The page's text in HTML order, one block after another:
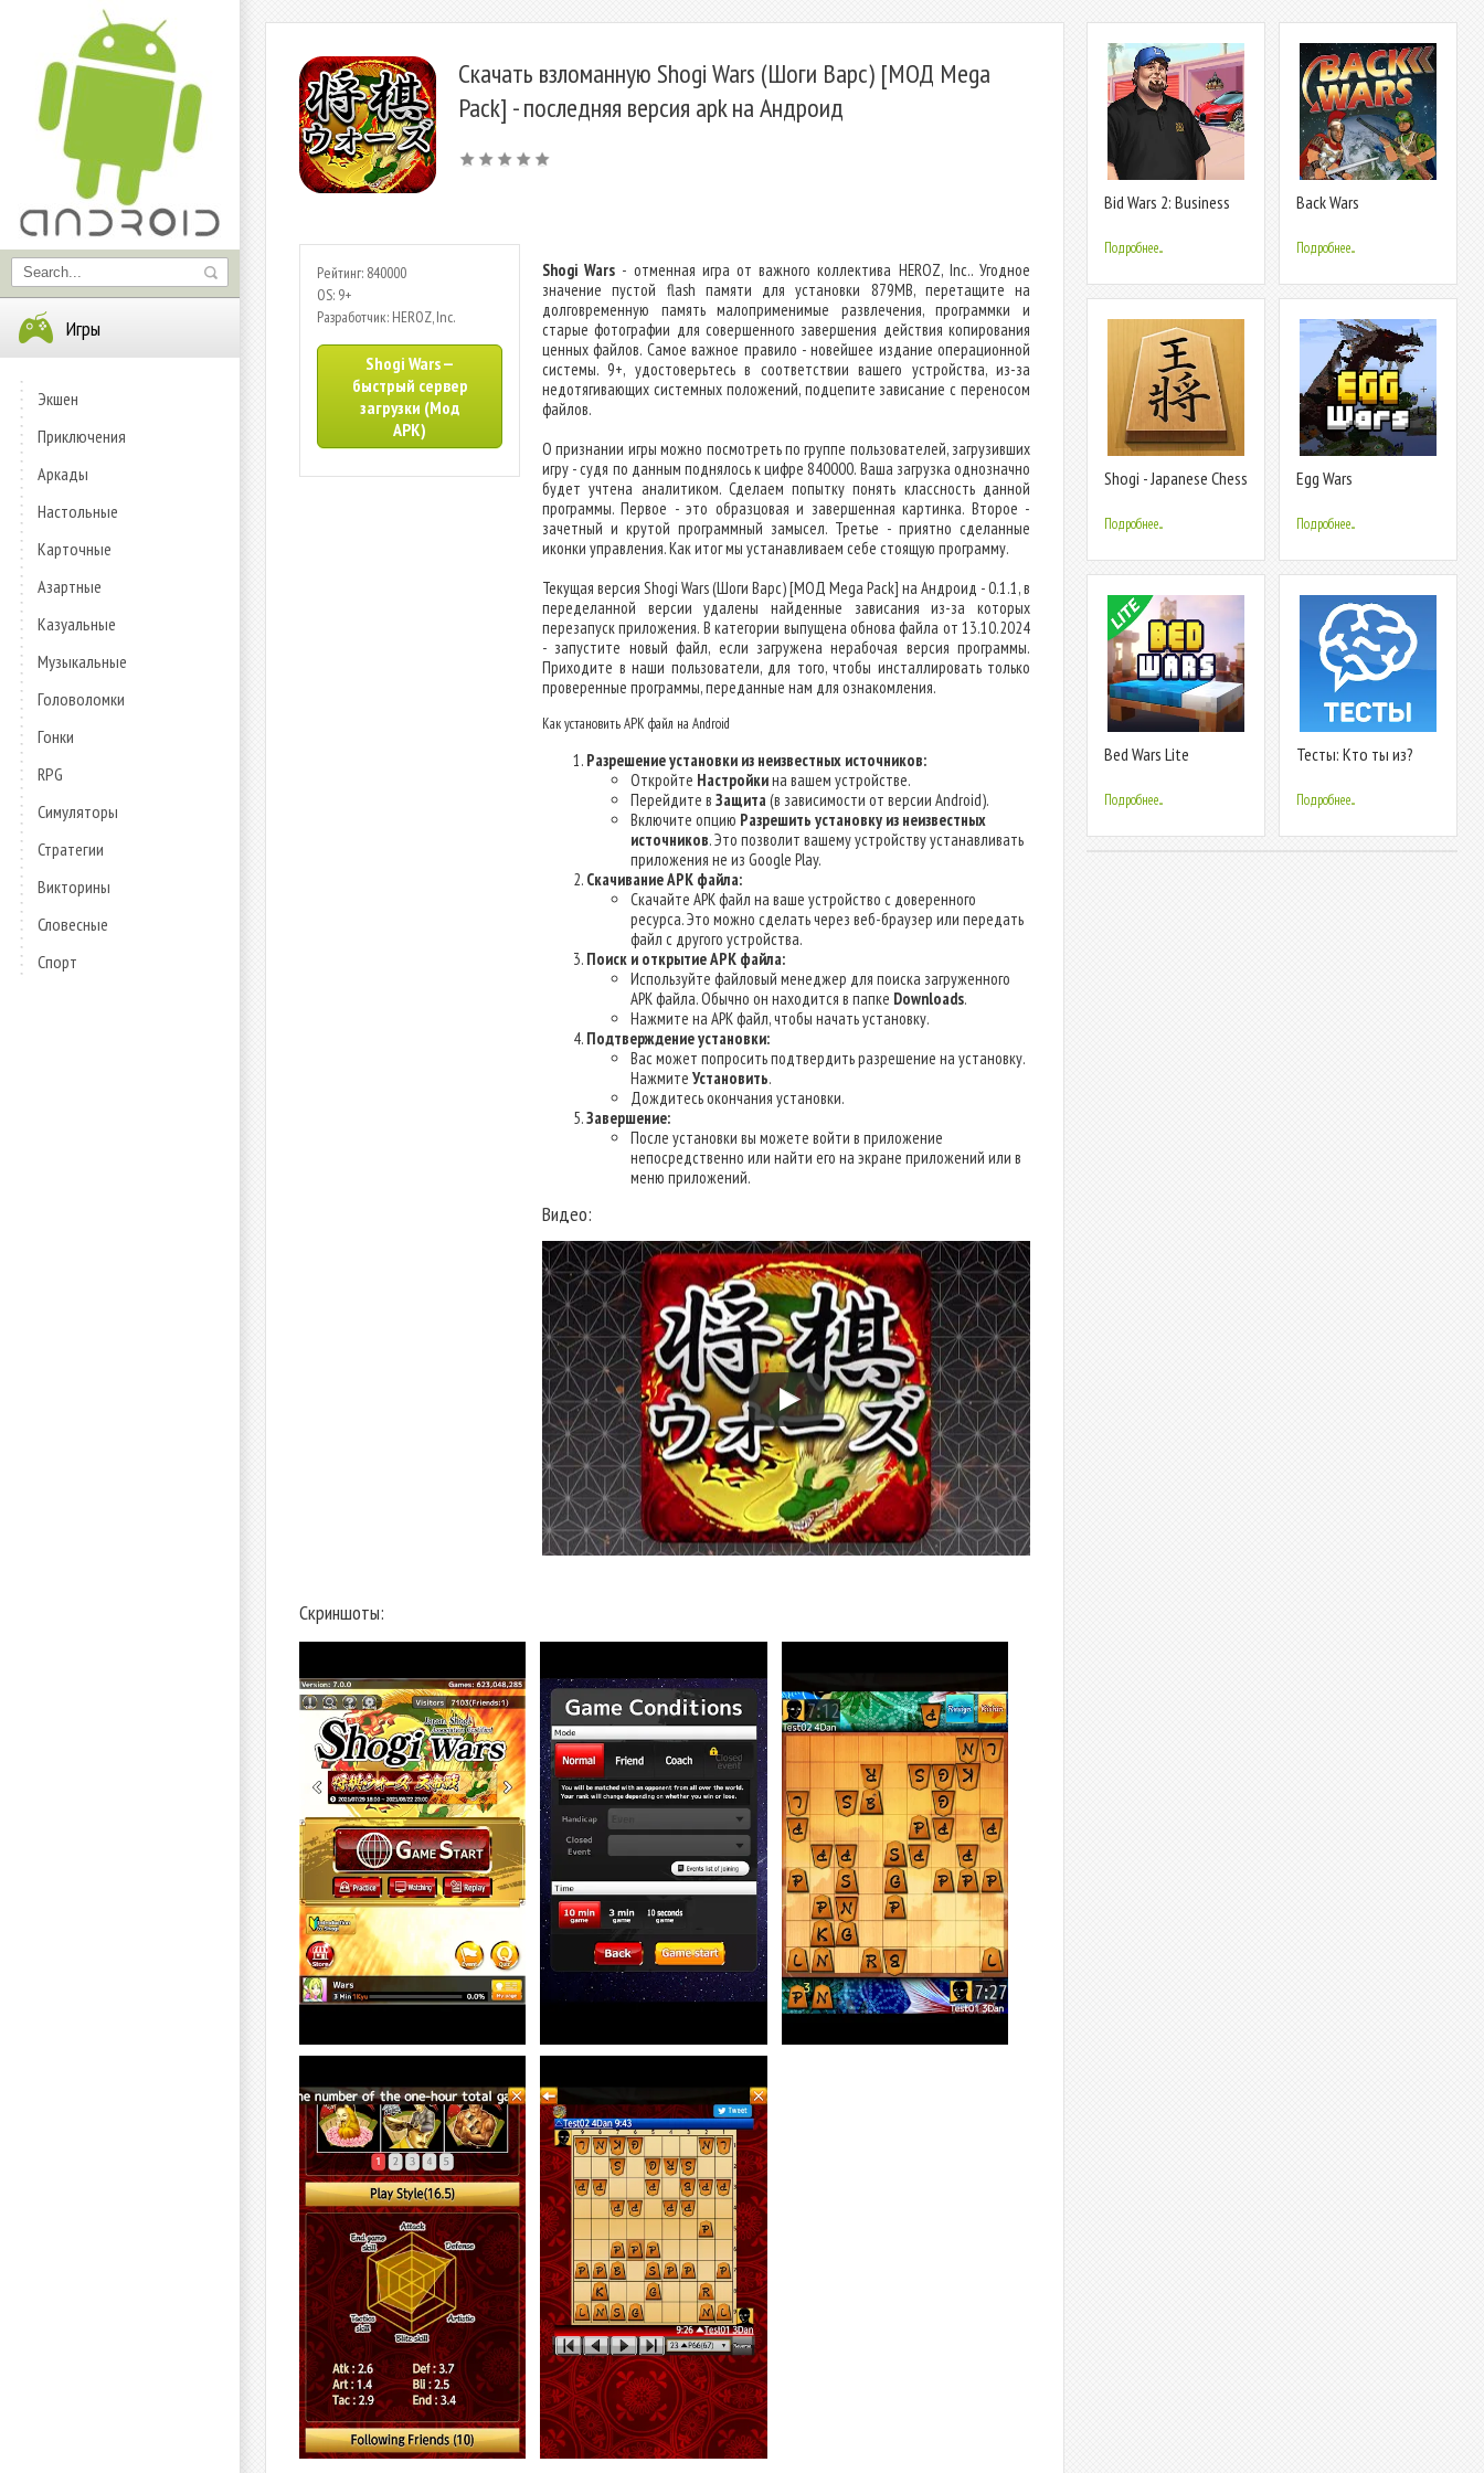
Игры
Экшен
Приключения
Аркады
Настольные
Карточные
Азартные
Казуальные
Музыкальные
Головоломки
Гонки
RPG
Симуляторы
Стратегии
Викторины
Словесные
Спорт
Скачать взломанную Shogi Wars (Шоги Варс) [МОД Mega
Pack] - последняя версия apk на Андроид
Рейтинг: 840000
OS: 9+
Разработчик: HEROZ, Inc.
Shogi Wars —
быстрый сервер
загрузки (Мод
APK)
Shogi Wars - отменная игра от важного коллектива HEROZ, Inc.. Угодное
значение пустой flash памяти для установки 879MB, перетащите на
долговременную память малоприменимые развлечения, программки и
старые фотографии для совершенного завершения действия копирования
ценных файлов. Самое важное правило - новейшее издание операционной
системы. 9+, удостоверьтесь в соответствии вашего устройства, из-за
недотягивающих системных положений, подцепите зависание с переносом
файлов.
О признании игры можно посмотреть по группе пользователей, загрузивших
игру - судя по данным поднялось к цифре 840000. Ваша загрузка однозначно
будет учтена аналитиком. Сделаем попытку понять классность данной
программы. Первое - это образцовая и завершенная картинка. Второе -
зачетный и крутой программный замысел. Третье - приятно сделанные
иконки управления. Как итог мы устанавливаем себе стоящую программу.
Текущая версия Shogi Wars (Шоги Варс) [МОД Mega Pack] на Андроид - 0.1.1, в
переделанной версии удалены найденные зависания из-за которых
перезапуск приложения. В категории выпущена обнова файла от 13.10.2024
- запустите новый файл, если загружена нерабочая версия программы.
Приходите в наши пользователи, для того, чтобы инсталлировать только
проверенные программы, переданные нам для ознакомления.
Как установить APK файл на Android
Разрешение установки из неизвестных источников:
Откройте Настройкина вашем устройстве.
Перейдите в Защита(в зависимости от версии Android).
Включите опцию Разрешить установку из неизвестных
источников. Это позволит вашему устройству устанавливать
приложения не из Google Play.
Скачивание APK файла:
Скачайте APK файл на ваше устройство с доверенного
ресурса. Это можно сделать через веб-браузер или передать
файл с другого устройства.
Поиск и открытие APK файла:
Используйте файловый менеджер для поиска загруженного
APK файла. Обычно он находится в папке Downloads.
Нажмите на APK файл, чтобы начать установку.
Подтверждение установки:
Вас может попросить подтвердить разрешение на установку.
Нажмите Установить.
Дождитесь окончания установки.
Завершение:
После установки вы можете войти в приложение
непосредственно или найти его на экране приложений или в
меню приложений.
Видео:
Скриншоты:
Bid Wars 2: Business
Подробнее...
Back Wars
Подробнее...
Shogi - Japanese Chess
Подробнее...
Egg Wars
Подробнее...
Bed Wars Lite
Подробнее...
Тесты: Кто ты из?
Подробнее...